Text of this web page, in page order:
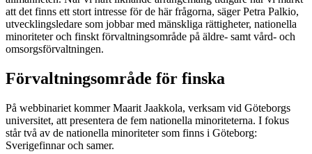
att det finns ett stort intresse för de här frågorna, säger Petra Palkio,
utvecklingsledare som jobbar med mänskliga rättigheter, nationella
minoriteter och finskt förvaltningsområde på äldre- samt vård- och
omsorgsförvaltningen.
Förvaltningsområde för finska
På webbinariet kommer Maarit Jaakkola, verksam vid Göteborgs
universitet, att presentera de fem nationella minoriteterna. I fokus
står två av de nationella minoriteter som finns i Göteborg:
Sverigefinnar och samer.